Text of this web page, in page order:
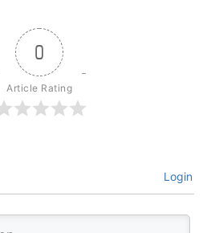
0
Article Rating
Login